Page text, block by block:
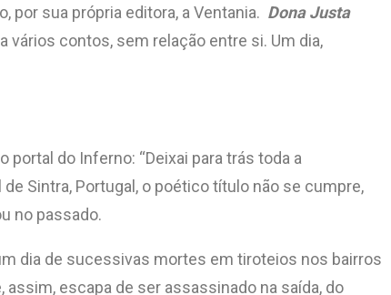
por sua própria editora, a Ventania. Dona Justa
vários contos, sem relação entre si. Um dia,
portal do Inferno: “Deixai para trás toda a
Sintra, Portugal, o poético título não se cumpre,
no passado.
dia de sucessivas mortes em tiroteios nos bairros
escapa de ser assassinado na saída, do